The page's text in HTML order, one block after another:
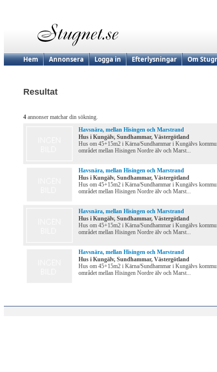
Hem Annonsera Logga in Efterlysningar Om
Resultat
4 annonser matchar din sökning.
Havsnära, mellan Hisingen och Marstrand
Hus i Kungälv, Sundhammar, Västergötland
Hus om 45+15m2 i Kärna/Sundhammar i Kungälvs
området mellan Hisingen Nordre älv och Marst...
Havsnära, mellan Hisingen och Marstrand
Hus i Kungälv, Sundhammar, Västergötland
Hus om 45+15m2 i Kärna/Sundhammar i Kungälvs
området mellan Hisingen Nordre älv och Marst...
Havsnära, mellan Hisingen och Marstrand
Hus i Kungälv, Sundhammar, Västergötland
Hus om 45+15m2 i Kärna/Sundhammar i Kungälvs
området mellan Hisingen Nordre älv och Marst...
Havsnära, mellan Hisingen och Marstrand
Hus i Kungälv, Sundhammar, Västergötland
Hus om 45+15m2 i Kärna/Sundhammar i Kungälvs
området mellan Hisingen Nordre älv och Marst...